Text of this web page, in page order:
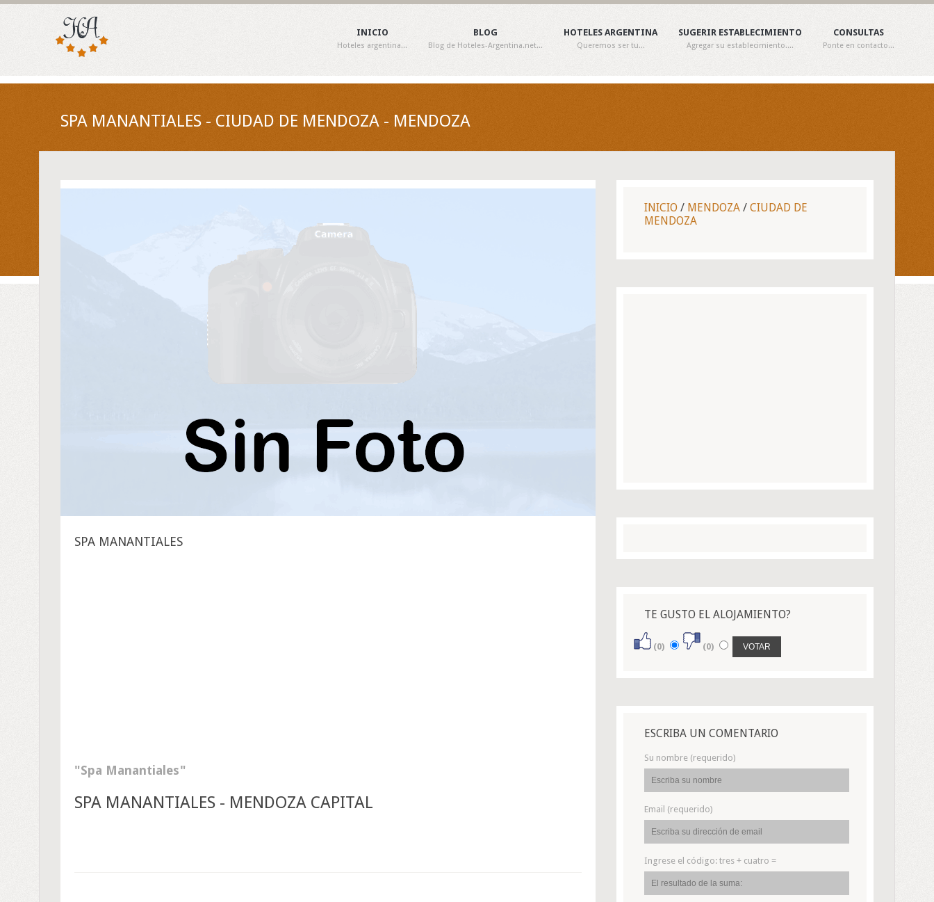
INICIO
Hoteles argentina...
BLOG
Blog de Hoteles-Argentina.net...
HOTELES ARGENTINA
Queremos ser tu...
SUGERIR ESTABLECIMIENTO
Agregar su establecimiento....
CONSULTAS
Ponte en contacto...
SPA MANANTIALES - CIUDAD DE MENDOZA - MENDOZA
SPA MANANTIALES
Spa Manantiales
SPA MANANTIALES - MENDOZA CAPITAL
INICIO / MENDOZA / CIUDAD DE
MENDOZA
TE GUSTO EL ALOJAMIENTO?
(0) (0)
ESCRIBA UN COMENTARIO
Su nombre (requerido)
Email (requerido)
Ingrese el código: tres + cuatro =